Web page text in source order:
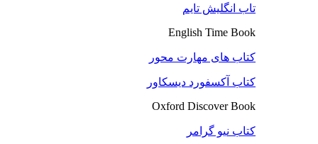
تاب انگلیش تایم
English Time Book
کتاب های مهارت محور
کتاب آکسفورد دیسکاور
Oxford Discover Book
کتاب نیو گرامر